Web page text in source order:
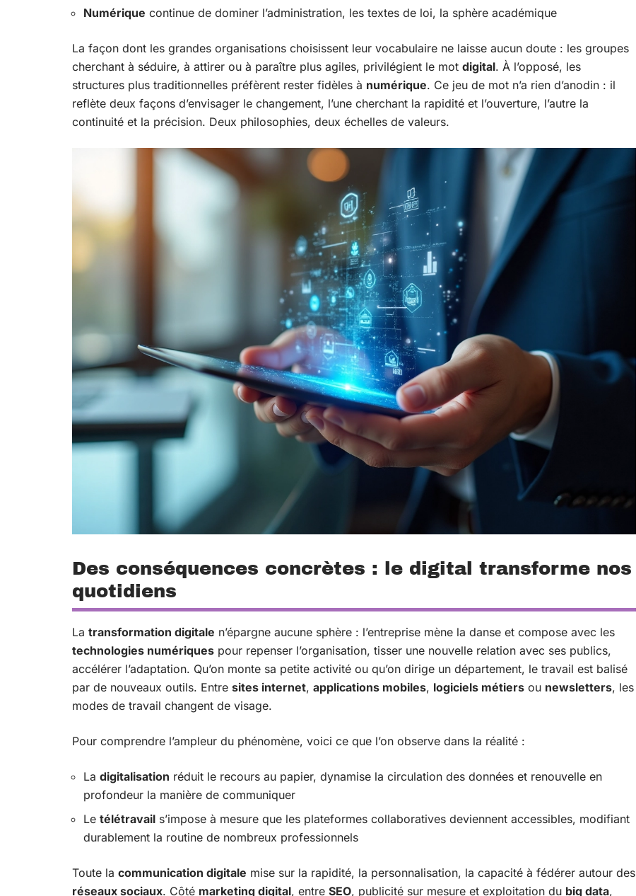
Numérique continue de dominer l’administration, les textes de loi, la sphère académique
La façon dont les grandes organisations choisissent leur vocabulaire ne laisse aucun doute : les groupes
cherchant à séduire, à attirer ou à paraître plus agiles, privilégient le mot digital. À l’opposé, les
structures plus traditionnelles préfèrent rester fidèles à numérique. Ce jeu de mot n’a rien d’anodin : il
reflète deux façons d’envisager le changement, l’une cherchant la rapidité et l’ouverture, l’autre la
continuité et la précision. Deux philosophies, deux échelles de valeurs.
Des conséquences concrètes : le digital transforme nos
quotidiens
La transformation digitale n’épargne aucune sphère : l’entreprise mène la danse et compose avec les
technologies numériques pour repenser l’organisation, tisser une nouvelle relation avec ses publics,
accélérer l’adaptation. Qu’on monte sa petite activité ou qu’on dirige un département, le travail est balisé
par de nouveaux outils. Entre sites internet, applications mobiles, logiciels métiers ou newsletters, les
modes de travail changent de visage.
Pour comprendre l’ampleur du phénomène, voici ce que l’on observe dans la réalité :
La digitalisation réduit le recours au papier, dynamise la circulation des données et renouvelle en
profondeur la manière de communiquer
Le télétravail s’impose à mesure que les plateformes collaboratives deviennent accessibles, modifiant
durablement la routine de nombreux professionnels
Toute la communication digitale mise sur la rapidité, la personnalisation, la capacité à fédérer autour des
réseaux sociaux. Côté marketing digital, entre SEO, publicité sur mesure et exploitation du big data,